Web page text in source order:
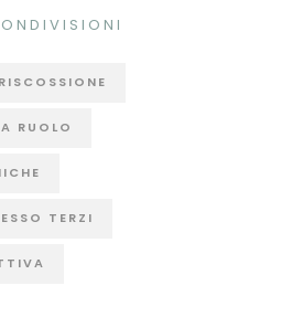
RUOLO
TERZI